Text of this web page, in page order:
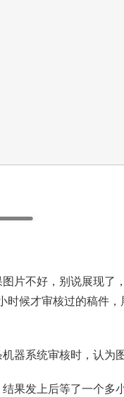
片不好，别说展现了
候才审核过的稿件
机器系统审核时，认为
果发上后等了一个多